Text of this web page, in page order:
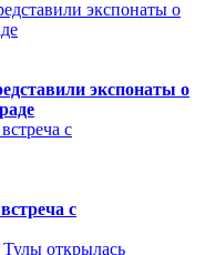
экспонаты о
с